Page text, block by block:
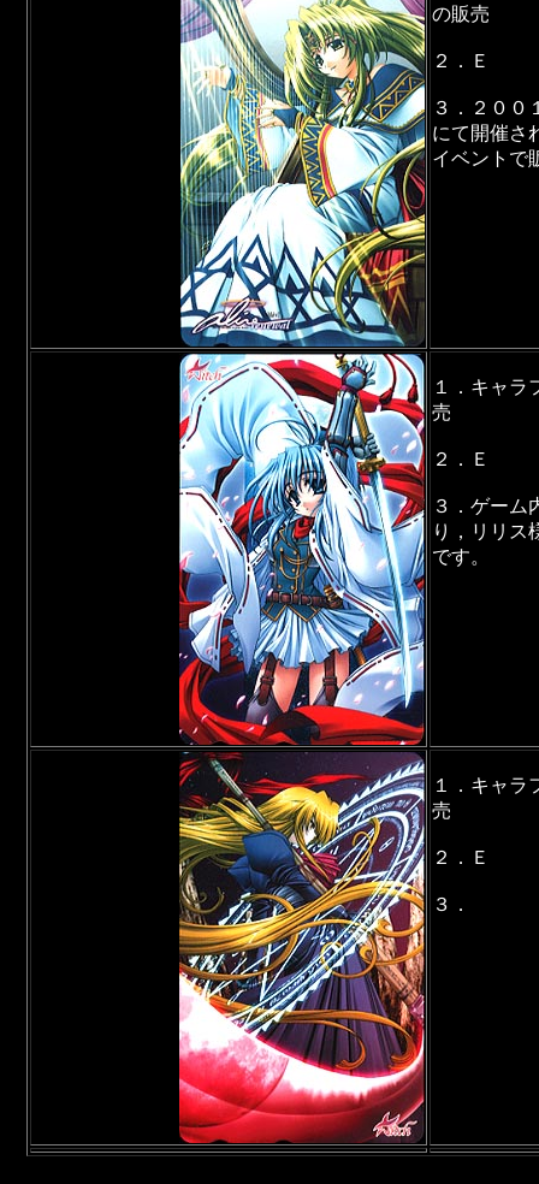
の販売
２．Ｅ
３．２００
にて開催さ
イベントで
１．キャラ
売
２．Ｅ
３．ゲーム
り，リリス
です。
１．キャラ
売
２．Ｅ
３．